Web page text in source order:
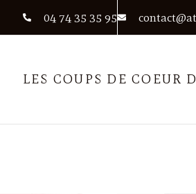
04 74 35 35 95
LES COUPS DE COEUR